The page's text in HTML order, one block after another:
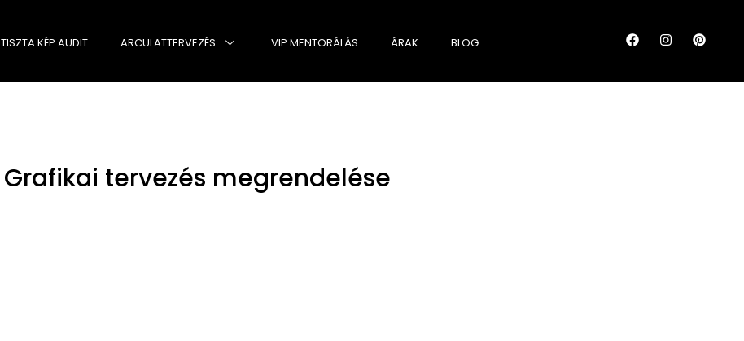
TISZTA KÉP AUDIT ARCULATTERVEZÉS VIP MENTORÁLÁS ÁRAK BLOG
Grafikai tervezés megrendelése